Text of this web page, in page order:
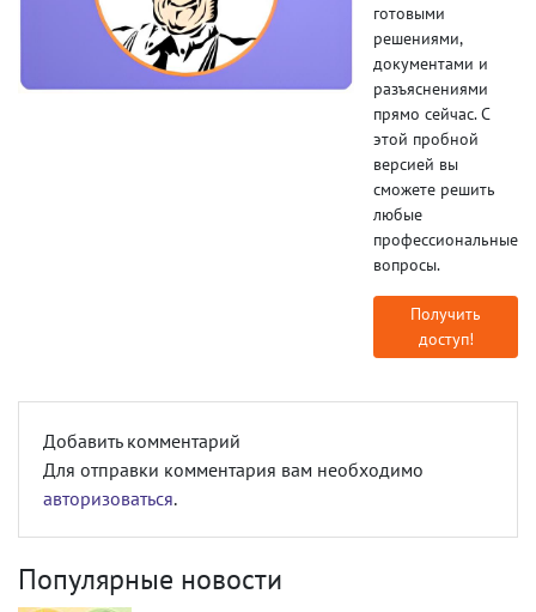
готовыми
решениями,
документами и
разъяснениями
прямо сейчас. С
этой пробной
версией вы
сможете решить
любые
профессиональные
вопросы.
Получить
доступ!
Добавить комментарий
Для отправки комментария вам необходимо
авторизоваться.
Популярные новости